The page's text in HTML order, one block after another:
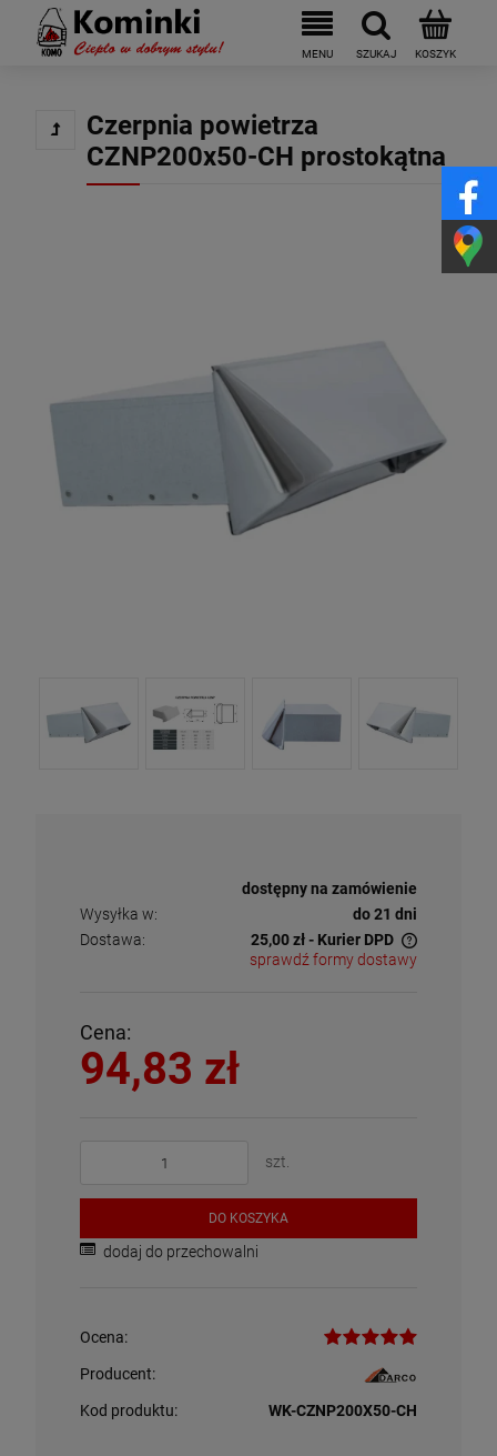
Czerpnia powietrza
CZNP200x50-CH prostokątna
dostępny na zamówienie
Wysyłka w:
do 21 dni
Dostawa:
25,00 zł- Kurier DPD
Cena nie zawiera ewentualnych kosztów płatności
sprawdź formy dostawy
Cena:
94,83 zł
szt.
DO KOSZYKA
dodaj do przechowalni
Ocena:
Producent:
Kod produktu: WK-CZNP200X50-CH